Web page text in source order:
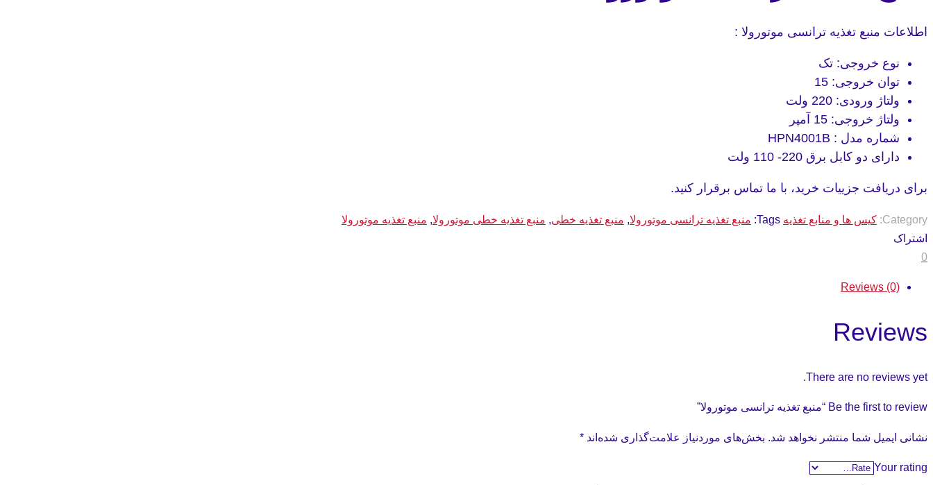
اطلاعات منبع تغذیه ترانسی موتورولا :
نوع خروجی: تک
توان خروجی: 15
ولتاژ ورودی: 220 ولت
ولتاژ خروجی:
شماره مدل :
دارای دو کابل برق 220- 110 ولت
برای دریافت جزییات خرید، با ما تماس برقرار کنید.
Category: کیس ها و منابع تغذیه Tags: منبع تغذیه ترانسی موتورولا, منبع تغذیه خطی, منبع تغذیه خطی موتورولا, منبع تغذیه موتورولا
اشتراک
0
Reviews (0)
Reviews
There are no reviews yet.
Be the first to review “منبع تغذیه ترانسی موتورولا”
نشانی ایمیل شما منتشر نخواهد شد. بخش‌های موردنیاز علامت‌گذاری شده‌اند *
Your rating